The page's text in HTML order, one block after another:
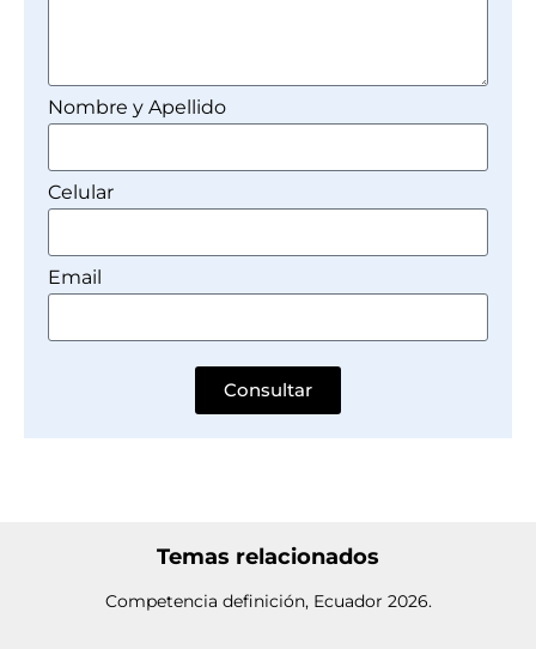
Nombre y Apellido
Celular
Email
Consultar
Temas relacionados
Competencia definición, Ecuador 2026.